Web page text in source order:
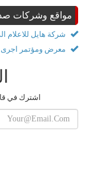
مواقع وشركات
شركة هايل للاعلام
معرض ومؤتمر
اشترك في